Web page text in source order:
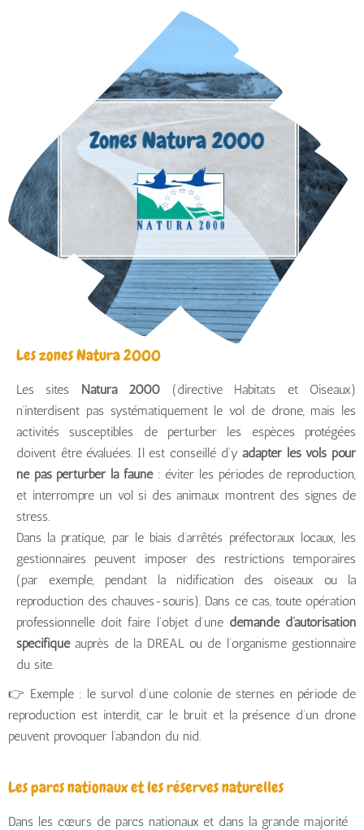
Les zones Natura 2000
Les sites Natura 2000 (directive Habitats et Oiseaux)
n’interdisent pas systématiquement le vol de drone, mais les
activités susceptibles de perturber les espèces protégées
doivent être évaluées. Il est conseillé d’yadapter les vols pour
ne pas perturber la faune: éviter les périodes de reproduction,
et interrompre un vol si des animaux montrent des signes de
stress.
Dans la pratique, par le biais d’arrêtés préfectoraux locaux, les
gestionnaires peuvent imposer des restrictions temporaires
(par exemple, pendant la nidification des oiseaux ou la
reproduction des chauves-souris). Dans ce cas, toute opération
professionnelle doit faire l’objet d’une demande d’autorisation
spécifiqueauprès de la DREAL ou de l’organisme gestionnaire
du site.
👉 Exemple : le survol d’une colonie de sternes en période de
reproduction est interdit, car le bruit et la présence d’un drone
peuvent provoquer l’abandon du nid.
Les parcs nationaux et les réserves naturelles
Dans les cœurs de parcs nationaux et dans la grande majorité